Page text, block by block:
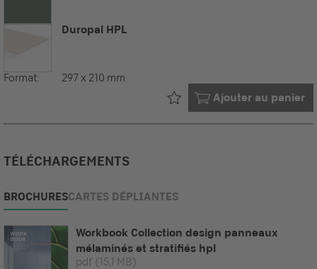
Duropal HPL
Format: 297 x 210 mm
Ajouter au panier
Déjà dans votre
TÉLÉCHARGEMENTS
BROCHURESCARTES DÉPLIANTES
Workbook Collection design panneaux
mélaminés et stratifiés hpl
pdf (15,1 MB)